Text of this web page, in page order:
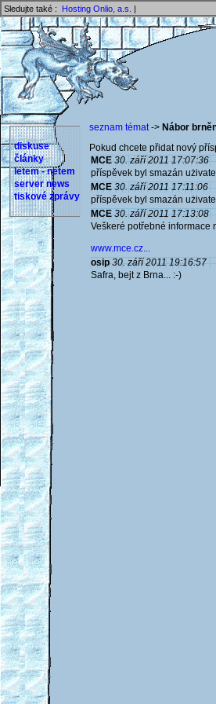
Sledujte také : Hosting Onlio, a.s. |
diskuse
články
letem - netem
server news
tiskové zprávy
seznam témat-> Nábor
Pokud chcete přidat nový
MCE 30. září 2011 17:07:36
příspěvek byl smazán
MCE 30. září 2011 17:11:06
příspěvek byl smazán
MCE 30. září 2011 17:13:08
Veškeré potřebné informace
www.mce.cz...
osip 30. září 2011 19:16:57
Safra, bejt z Brna... :-)